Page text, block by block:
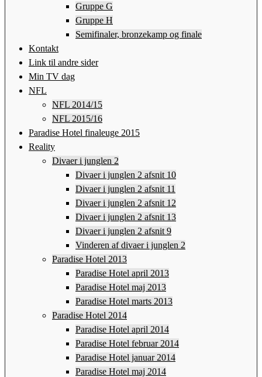
Gruppe G
Gruppe H
Semifinaler, bronzekamp og finale
Kontakt
Link til andre sider
Min TV dag
NFL
NFL 2014/15
NFL 2015/16
Paradise Hotel finaleuge 2015
Reality
Divaer i junglen 2
Divaer i junglen 2 afsnit 10
Divaer i junglen 2 afsnit 11
Divaer i junglen 2 afsnit 12
Divaer i junglen 2 afsnit 13
Divaer i junglen 2 afsnit 9
Vinderen af divaer i junglen 2
Paradise Hotel 2013
Paradise Hotel april 2013
Paradise Hotel maj 2013
Paradise Hotel marts 2013
Paradise Hotel 2014
Paradise Hotel april 2014
Paradise Hotel februar 2014
Paradise Hotel januar 2014
Paradise Hotel maj 2014